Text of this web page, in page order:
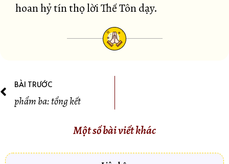
hoan hỷ tín thọ lời Thế Tôn dạy.
BÀI TRƯỚC
phẩm ba: tổng kết
Một số bài viết khác